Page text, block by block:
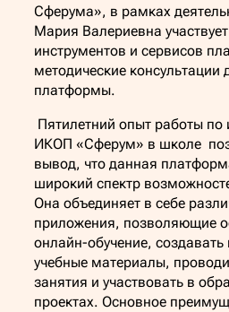
Сферума», в рамках
Мария Валериевна
инструментов и сервисов
методические консультации
платформы.
Пятилетний опыт работы
ИКОП «Сферум» в школе
вывод, что данная
широкий спектр
Она объединяет в себе
приложения, позволяющие
онлайн-обучение, создавать
учебные материалы,
занятия и участвовать в
проектах. Основное